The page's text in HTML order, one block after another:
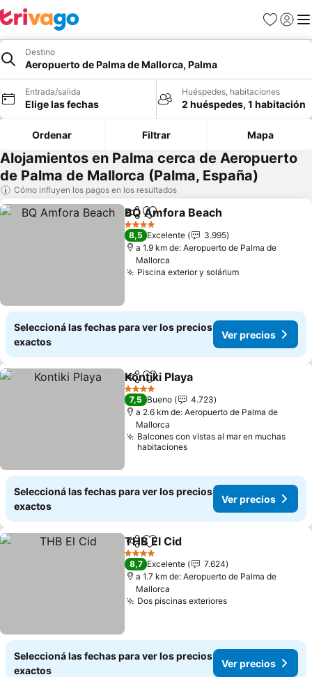
Favoritos
Iniciar
Destino
Aeropuerto de Palma de Mallorca, Palma
Entrada/salida
Elige las fechas
Huéspedes, habitaciones
2 huéspedes, 1 habitación
Ordenar Filtrar Mapa
Alojamientos en Palma cerca de Aeropuerto
de Palma de Mallorca (Palma, España)
Cómo influyen los pagos en los resultados
CompartirAñadir a favoritos
BQ Amfora Beach
4 Estrellas
8,5 Excelente
3.995
a 1.9 km de: Aeropuerto de Palma de
Mallorca
Piscina exterior y solárium
Seleccioná las fechas para ver los precios
exactos
Ver precios
CompartirAñadir a favoritos
Kontiki Playa
4 Estrellas
7,5 Bueno
4.723
a 2.6 km de: Aeropuerto de Palma de
Mallorca
Balcones con vistas al mar en muchas
habitaciones
Seleccioná las fechas para ver los precios
exactos
Ver precios
Compartir
Añadir a favoritos
THB El Cid
4 Estrellas
8,7 Excelente
7.624
a 1.7 km de: Aeropuerto de Palma de
Mallorca
Dos piscinas exteriores
Seleccioná las fechas para ver los precios
exactos
Ver precios